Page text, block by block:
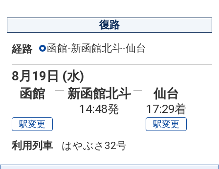
復路
経路 函館-新函館北斗-仙台
8月19日 (水)
函館
駅変更
新函館北斗
14:48発
仙台
17:29着
駅変更
利用列車 はやぶさ32号